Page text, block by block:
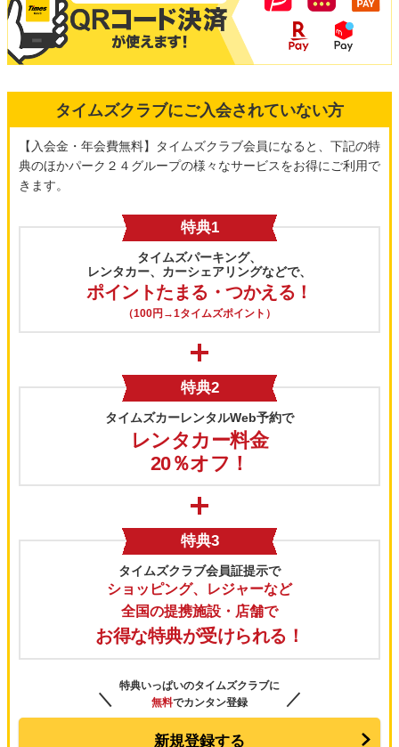
タイムズクラブにご入会されていない方
【入会金・年会費無料】タイムズクラブ会員になると、下記の特
典のほかパーク２４グループの様々なサービスをお得にご利用で
きます。
特典1
タイムズパーキング、
レンタカー、カーシェアリングなどで、
ポイントたまる・つかえる！
（100円→1タイムズポイント）
特典2
タイムズカーレンタルWeb予約で
レンタカー料金
20％オフ！
特典3
タイムズクラブ会員証提示で
ショッピング、レジャーなど
全国の提携施設・店舗で
お得な特典が受けられる！
＼
特典いっぱいのタイムズクラブに
無料でカンタン登録 ／
新規登録する